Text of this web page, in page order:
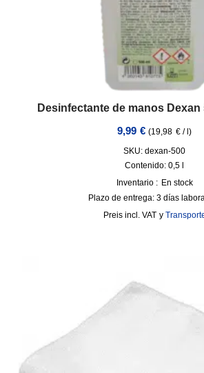
Desinfectante de manos Dexan
9,99 € (19,98 € /l)
SKU: dexan-500
Contenido: 0,5
Inventario : En stock
Plazo de entrega: 3 días
incl. VAT y